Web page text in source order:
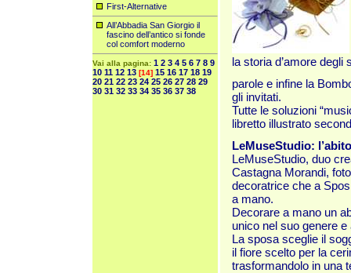
First-Alternative
All’Abbadia San Giorgio il
fascino dell’antico si fonde
col comfort moderno
Vai alla pagina: 1 2 3 4 5 6 7 8 9
10 11 12 13 [14] 15 16 17 18 19
20 21 22 23 24 25 26 27 28 29
30 31 32 33 34 35 36 37 38
la storia d’amore
parole e infine la
gli invitati.
Tutte le soluzioni
libretto illustrato
LeMuseStudio:
LeMuseStudio, duo
Castagna Morandi,
decoratrice che a
a mano.
Decorare a mano un
unico nel suo genere
La sposa sceglie il
il fiore scelto per la
trasformandolo in una